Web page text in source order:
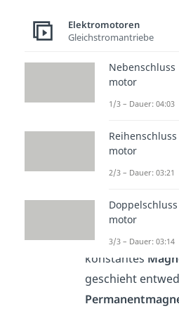
Aufbau
zur
(00:45)
Eine
wesentlichen
Ständergenannt
Läufergenannt.
konstantes
geschieht
Elektromotoren
Gleichstromantriebe
Nebenschluss
motor
1/3 – Dauer: 04:03
Reihenschluss
motor
2/3 – Dauer: 03:21
Doppelschluss
motor
3/3 – Dauer: 03:14